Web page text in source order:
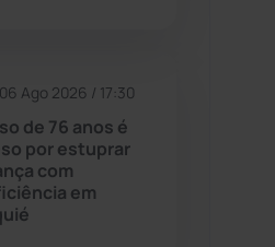
06 Ago 2026 / 17:30
de 76 anos é
por estuprar
com
em